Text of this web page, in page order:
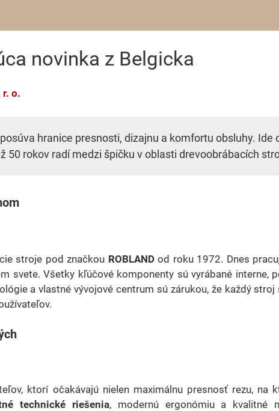
novinka z Belgicka
r. o.
posúva hranice presnosti, dizajnu a komfortu obsluhy.
50 rokov radí medzi špičku v oblasti drevoobrábacích
stroje pod značkou ROBLANDod roku 1972. Dnes
svete. Všetky kľúčové komponenty sú vyrábané interne,
a vlastné vývojové centrum sú zárukou, že každý stroj
ktorí očakávajú nielen maximálnu presnosť rezu, na
technické riešenia, modernú ergonómiu a kvalitné